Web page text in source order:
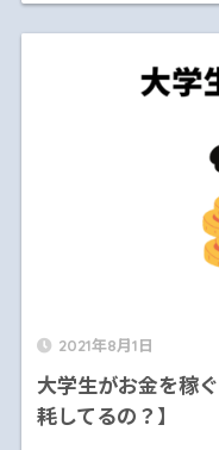
2021年8月1日
大学生がお金を稼
耗してるの？】